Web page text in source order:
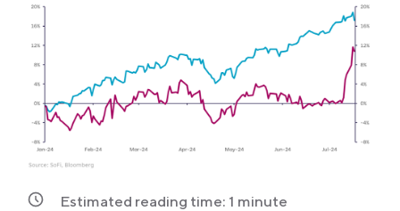
Estimated reading time: 1 minute